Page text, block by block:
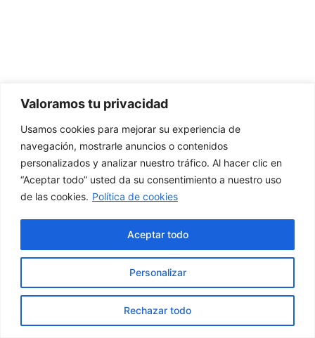
Valoramos tu privacidad
Usamos cookies para mejorar su experiencia de
navegación, mostrarle anuncios o contenidos
personalizados y analizar nuestro tráfico. Al hacer clic en
“Aceptar todo” usted da su consentimiento a nuestro uso
de las cookies. Política de cookies
Personalizar
Rechazar todo
Aceptar todo